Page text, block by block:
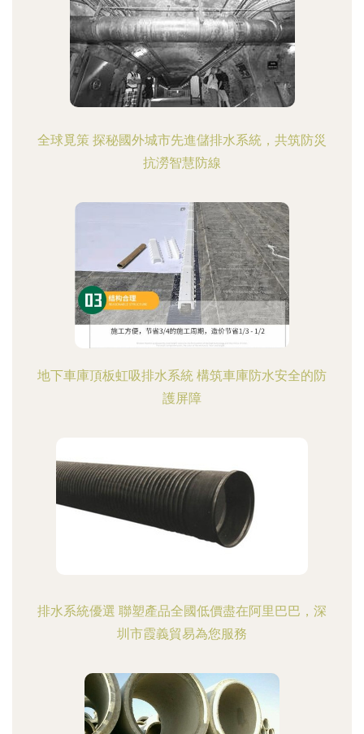
全球覓策 探秘國外城市先進儲排水系統，共筑防災
抗澇智慧防線
地下車庫頂板虹吸排水系統 構筑車庫防水安全的防
護屏障
排水系統優選 聯塑產品全國低價盡在阿里巴巴，深
圳市霞義貿易為您服務